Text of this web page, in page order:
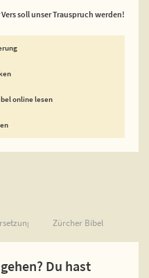
Vers soll unser Trauspruch werden!
online lesen
Zürcher Bibel
Du hast